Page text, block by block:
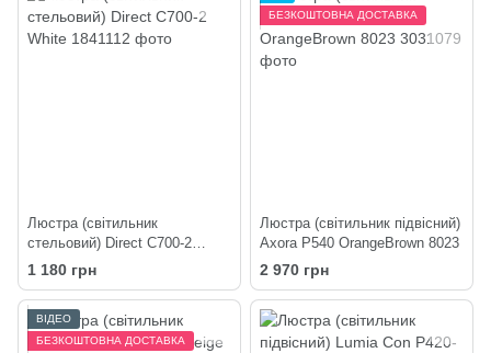
Люстра (світильник
стельовий) Direct C700-2
White
1 180 грн
БЕЗКОШТОВНА ДОСТАВКА
Люстра (світильник підвісний)
Axora P540 OrangeBrown 8023
2 970 грн
ВІДЕО
БЕЗКОШТОВНА ДОСТАВКА